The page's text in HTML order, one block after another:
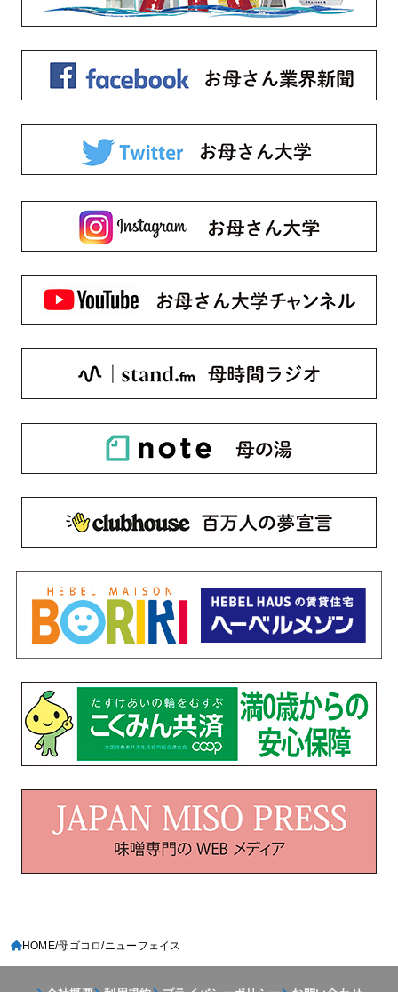
HOME 母ゴコロ ニューフェイス